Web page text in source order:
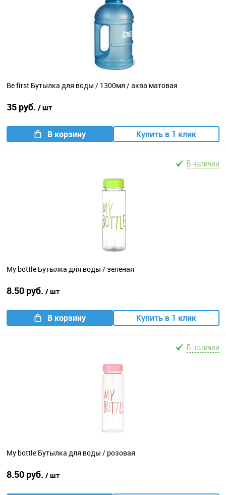
Be first Бутылка для воды / 1300мл / аква матовая
35 руб. / шт
В корзину Купить в 1 клик
В наличии
My bottle Бутылка для воды / зелёная
8.50 руб. / шт
В корзину Купить в 1 клик
В наличии
My bottle Бутылка для воды / розовая
8.50 руб. / шт